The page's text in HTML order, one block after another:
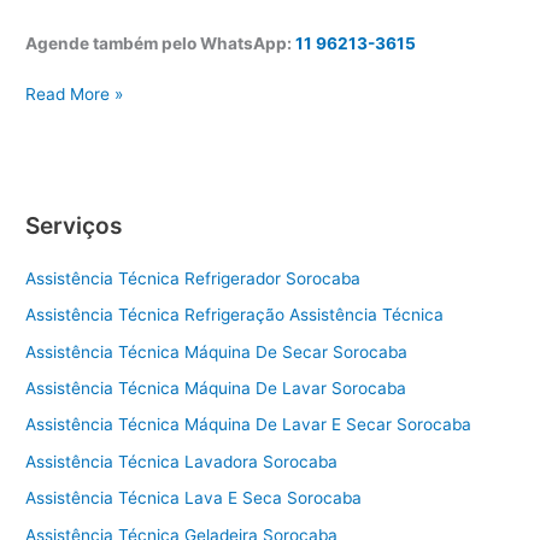
Agende também pelo WhatsApp:11 96213-3615
A
t
n
c
a
t
n
i
Read More »
Serviços
Assistência Técnica Refrigerador Sorocaba
Assistência Técnica Refrigeração Assistência Técnica
Assistência Técnica Máquina De Secar Sorocaba
Assistência Técnica Máquina De Lavar Sorocaba
Assistência Técnica Máquina De Lavar E Secar Sorocaba
Assistência Técnica Lavadora Sorocaba
Assistência Técnica Lava E Seca Sorocaba
Assistência Técnica Geladeira Sorocaba